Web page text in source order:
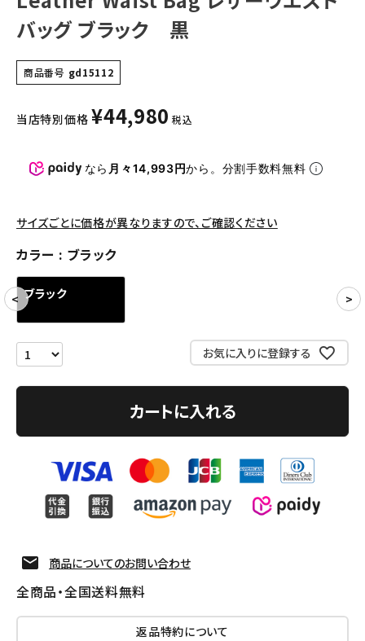
ニット帽・ビーニー
その他バッグ類
スニーカー・ブーツ
COLLABORATION BRAND
SEASON
CONTENTS
ACCOUNT MENU
ようこそ ゲスト 様
person 会員登録
Follow us
バッグ ブラック 黒
商品番号 gd15112
当店特別価格 ¥44,980 税込
なら 月々14,993円から。分割手数料無料
サイズごとに価格が異なりますので、ご確認ください
カラー ブラック
ブラック
お気に入りに登録する
カートに入れる
商品についてのお問い合わせ
全商品・全国送料無料
返品特約について